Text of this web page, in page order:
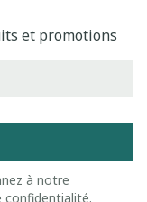
et promotions
à notre
confidentialité.